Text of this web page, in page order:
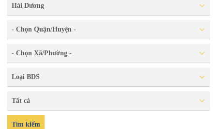
Hải Dương
- Chọn Quận/Huyện -
- Chọn Xã/Phường -
Loại BDS
Tất cả
Tìm kiếm